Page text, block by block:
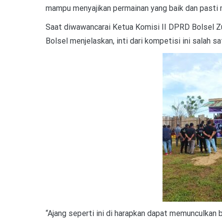
mampu menyajikan permainan yang baik dan
Saat diwawancarai Ketua Komisi II DPRD Bolsel
Bolsel menjelaskan, inti dari kompetisi ini salah
“Ajang seperti ini di harapkan dapat